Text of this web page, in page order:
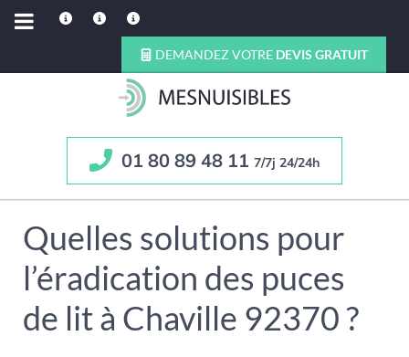
DEMANDEZ VOTRE DEVIS GRATUIT
01 80 89 48 11 7/7j 24/24h
Quelles solutions pour
l’éradication des puces
de lit à Chaville 92370 ?